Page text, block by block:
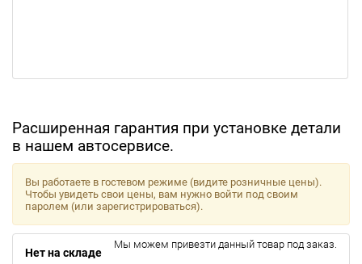
Расширенная гарантия при установке детали
в нашем автосервисе.
Вы работаете в гостевом режиме (видите розничные цены).
Чтобы увидеть свои цены, вам нужно войти под своим
паролем (или зарегистрироваться).
Нет на складе
Мы можем привезти данный товар под заказ.